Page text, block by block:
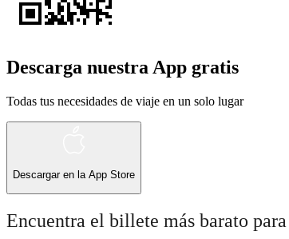
Descarga nuestra App gratis
Todas tus necesidades de viaje en un solo lugar
Descargar en la App Store
Encuentra el billete más barato